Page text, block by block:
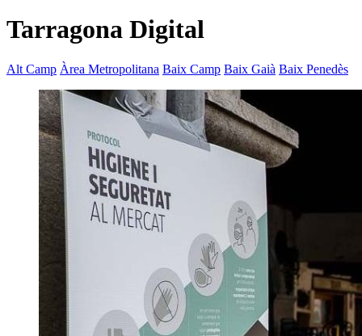
Tarragona Digital
Alt Camp Àrea Metropolitana Baix Camp Baix Gaià Baix Penedès